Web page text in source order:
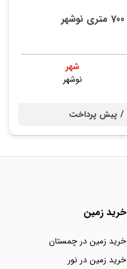
شهر
نوشهر
پیش پرداخت
خرید زمین
خرید زمین در چمستان
خرید زمین در نور